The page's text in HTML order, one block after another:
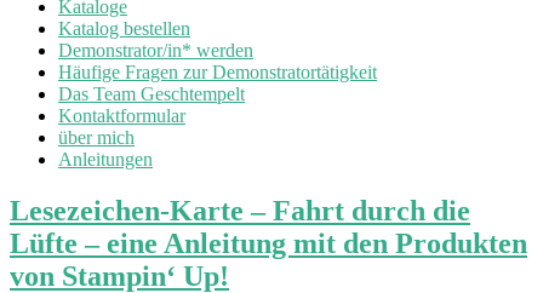
Kataloge
Katalog bestellen
Demonstrator/in* werden
Häufige Fragen zur Demonstratortätigkeit
Das Team Geschtempelt
Kontaktformular
über mich
Anleitungen
Lesezeichen-Karte – Fahrt durch die
Lüfte – eine Anleitung mit den Produkten
von Stampin‘ Up!